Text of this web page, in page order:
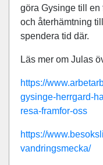
göra Gysinge till en
och återhämtning
spendera tid där.
Läs mer om Julas
https://
gysinge-herrgard-
resa-framfor-oss
https://
vandringsmecka/